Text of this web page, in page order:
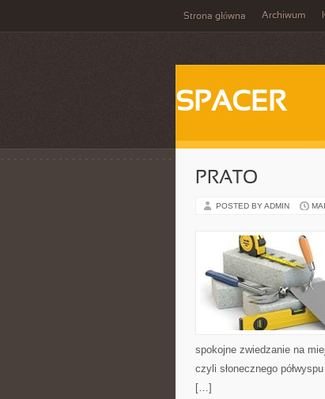
Strona główna Archiwum
SPACER
PRATO
POSTED BY ADMIN
spokojne zwiedzanie na
czyli słonecznego
[…]